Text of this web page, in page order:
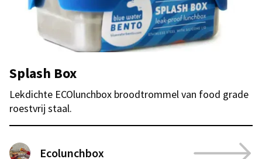
Splash Box
Lekdichte ECOlunchbox broodtrommel van food grade
roestvrij staal.
Ecolunchbox